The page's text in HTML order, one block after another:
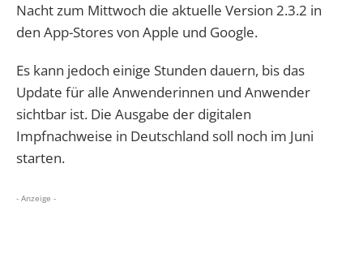
Nacht zum Mittwoch die aktuelle Version 2.3.2 in
den App-Stores von Apple und Google.
Es kann jedoch einige Stunden dauern, bis das
Update für alle Anwenderinnen und Anwender
sichtbar ist. Die Ausgabe der digitalen
Impfnachweise in Deutschland soll noch im Juni
starten.
- Anzeige -